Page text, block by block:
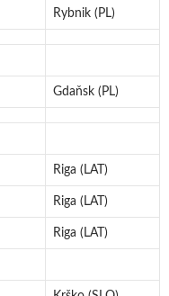
Rybnik (PL)
Gdaňsk (PL)
Riga (LAT)
Riga (LAT)
Riga (LAT)